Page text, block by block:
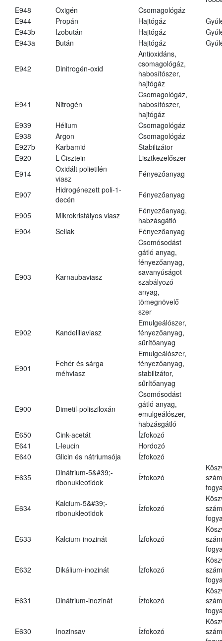
E948
Oxigén
Csomagológáz
E944
Propán Hajtógáz
E943b
Izobután Hajtógáz
E943a
Bután Hajtógáz
E942 Dinitrogén-oxid
Antioxidáns,
csomagológáz,
habosítószer,
hajtógáz
E941 Nitrogén
Csomagológáz,
habosítószer,
hajtógáz
E939
Hélium
Csomagológáz
E938
Argon
Csomagológáz
E927b
Karbamid
Stabilizátor
E920
L-Cisztein
Lisztkezelőszer
E914
Oxidált polietilén
viasz
Fényezőanyag
E907
Hidrogénezett poli-1-
decén
Fényezőanyag
E905 Mikrokristályos viasz
Fényezőanyag,
habzásgátló
E904
Sellak Fényezőanyag
E903 Karnaubaviasz
Csomósodást
gátló anyag,
fényezőanyag,
savanyúságot
szabályozó
anyag,
tömegnövelő
szer
E902 Kandelillaviasz
Emulgeálószer,
fényezőanyag,
sűrítőanyag
E901
Fehér és sárga
méhviasz
Emulgeálószer,
fényezőanyag,
stabilizátor,
sűrítőanyag
E900 Dimetil-polisziloxán
Csomósodást
gátló anyag,
emulgeálószer,
habzásgátló
E650
Cink-acetát
Ízfokozó
E641
L-leucin
Hordozó
E640
Glicin és nátriumsója Ízfokozó
E635
Dinátrium-5&#39;-
ribonukleotidok
Ízfokozó
E634
Kalcium-5&#39;-
ribonukleotidok
Ízfokozó
E633 Kalcium-inozinát Ízfokozó
E632 Dikálium-inozinát Ízfokozó
E631 Dinátrium-inozinát Ízfokozó
E630 Inozinsav Ízfokozó